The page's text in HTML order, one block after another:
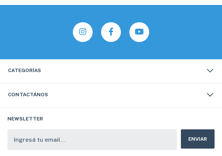
CATEGORÍAS
CONTACTÁNOS
NEWSLETTER